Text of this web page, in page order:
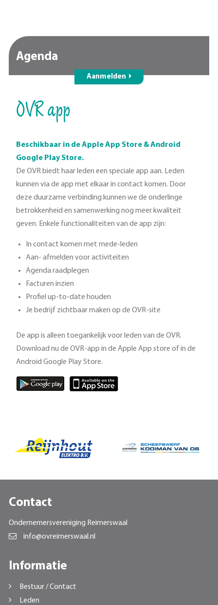
Agenda
Aanmelden
OVR app
Beschikbaar in de Apple App Store & Android
Google Play Store.
De OVR biedt haar leden een speciale app aan. Leden
kunnen via de app met elkaar in contact komen. Door
deze duurzame verbinding kunnen we de onderlinge
betrokkenheid en samenwerking nog meer kwaliteit
geven. Enkele functionaliteiten van de app zijn:
In contact komen met mede-leden
Aan- afmelden voor activiteiten
Agenda raadplegen
Facturen inzien
Profiel up-to-date houden
Je bedrijf zichtbaar maken op de OVR-site
De app is alleen toegankelijk voor leden van de OVR.
Download nu de OVR-app in de Apple App store of in de
Android Google Play Store.
Contact
Ondernemersvereniging Reimerswaal
info@ovreimerswaal.nl
Informatie
Bestuur / Contact
Leden